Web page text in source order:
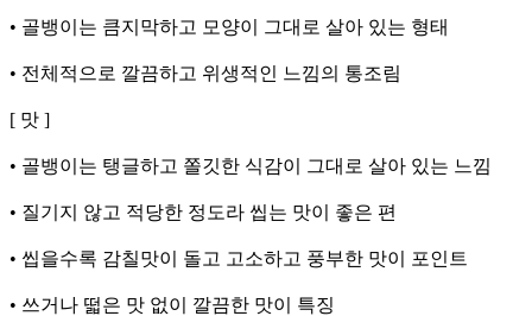
• 골뱅이는 큼지막하고 모양이 그대로 살아 있는 형태
• 전체적으로 깔끔하고 위생적인 느낌의 통조림
[ 맛 ]
• 골뱅이는 탱글하고 쫄깃한 식감이 그대로 살아 있는 느낌
• 질기지 않고 적당한 정도라 씹는 맛이 좋은 편
• 씹을수록 감칠맛이 돌고 고소하고 풍부한 맛이 포인트
• 쓰거나 떫은 맛 없이 깔끔한 맛이 특징